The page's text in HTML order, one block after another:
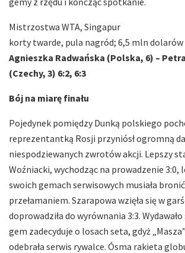
Mistrzostwa WTA, Singapur
korty twarde, pula nagród; 6,5 mln dolarów
Agnieszka Radwańska (Polska, 6) –
(Czechy, 3) 6:2, 6:3
Bój na miarę finału
Pojedynek pomiędzy Dunką polskiego
reprezentantką Rosji przyniósł ogromną
niespodziewanych zwrotów akcji. Lepszy
Woźniacki, wychodząc na prowadzenie 3:0,
swoich gemach serwisowych musiała
przełamaniem. Szarapowa wzięła się w
doprowadziła do wyrównania 3:3.
gem zadecyduje o losach seta, gdyż
odebrała serwis rywalce. Ósma rakieta